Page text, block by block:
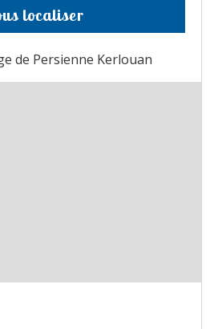
localiser
de Persienne Kerlouan